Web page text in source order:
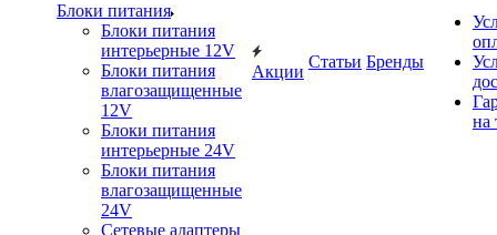
Блоки питания
Блоки питания
интерьерные 12V
Блоки питания
влагозащищенные
12V
Блоки питания
интерьерные 24V
Блоки питания
влагозащищенные
24V
Сетевые адаптеры
Акции
Статьи Бренды
на